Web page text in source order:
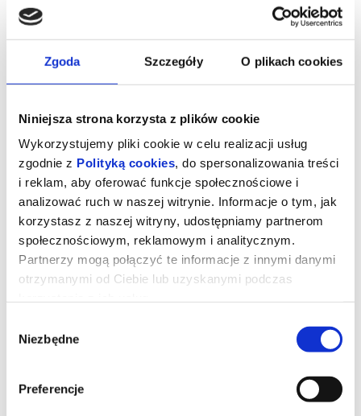
Zgoda Szczegóły O plikach cookies
Niniejsza strona korzysta z plików cookie
Wykorzystujemy pliki cookie w celu realizacji usług
zgodnie z Polityką cookies, do spersonalizowania treści
i reklam, aby oferować funkcje społecznościowe i
analizować ruch w naszej witrynie. Informacje o tym, jak
korzystasz z naszej witryny, udostępniamy partnerom
społecznościowym, reklamowym i analitycznym.
Partnerzy mogą połączyć te informacje z innymi danymi
otrzymanymi od Ciebie lub uzyskanymi podczas
zgody
Niezbędne
Preferencje
Drama
Piękni, zamożni i zakochani. Ich zbliżający się ślub będzie jedynie
postawieniem kropki nad "i". No chyba, że do niego wcale nie
dojdzie. Na kilka dni przed ceremonią, na jaw wychodzi szokująca